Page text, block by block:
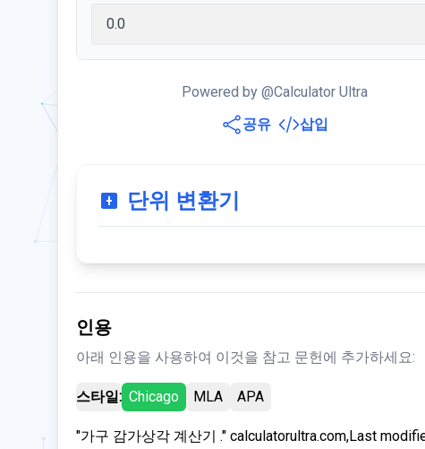
Powered by @Calculator Ultra
공유
삽입
단위 변환기
인용
아래 인용을 사용하여 이것을 참고 문헌에 추가하세요:
스타일: Chicago MLA APA
"가구 감가상각 계산기 ." calculatorultra.com,Last